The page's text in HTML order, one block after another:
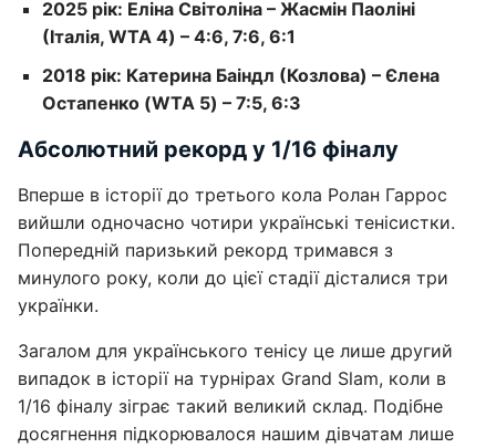
2025 рік: Еліна Світоліна – Жасмін Паоліні
(Італія, WTA 4) – 4:6, 7:6, 6:1
2018 рік: Катерина Баіндл (Козлова) – Єлена
Остапенко (WTA 5) – 7:5, 6:3
Абсолютний рекорд у 1/16 фіналу
Вперше в історії до третього кола Ролан Гаррос
вийшли одночасно чотири українські тенісистки.
Попередній паризький рекорд тримався з
минулого року, коли до цієї стадії дісталися три
українки.
Загалом для українського тенісу це лише другий
випадок в історії на турнірах Grand Slam, коли в
1/16 фіналу зіграє такий великий склад. Подібне
досягнення підкорювалося нашим дівчатам лише